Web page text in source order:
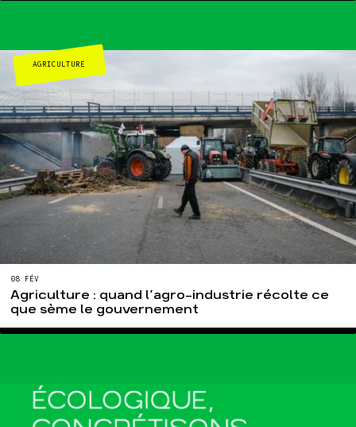
AGRICULTURE
08 FÉV
Agriculture : quand l’agro-industrie récolte ce
que sème le gouvernement